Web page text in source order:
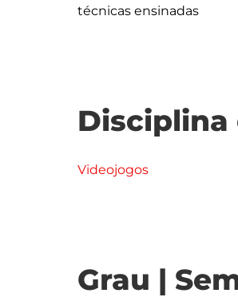
Disciplina
Videojogos
Grau |